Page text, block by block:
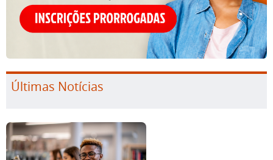
Últimas Notícias